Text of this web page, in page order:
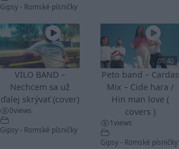
Gipsy - Romské písničky
VILO BAND –
Nechcem sa už
ďalej skrývať (cover)
0views
Gipsy - Romské písničky
05:40
Peto band – Cardas
Mix – Cide hara /
Hin man love (
covers )
1views
Gipsy - Romské písničky